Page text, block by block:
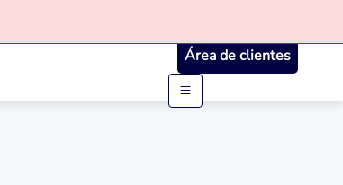
Área de clientes